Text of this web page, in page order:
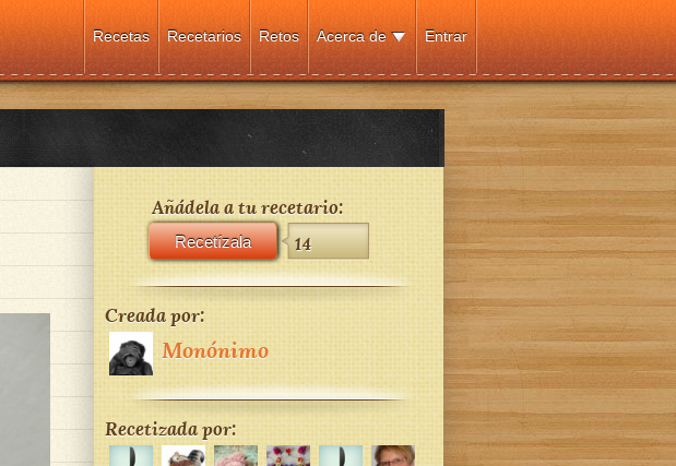
Entrar
Acerca de
Retos
Recetarios
Recetas
Añádela a tu recetario:
Recetízala 14
Creada por:
Monónimo
Recetizada por: